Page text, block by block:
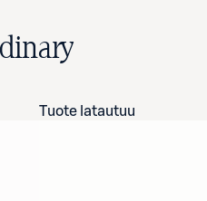
Tuote latautuu